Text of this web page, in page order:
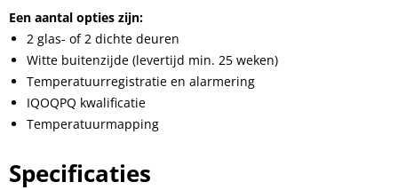
Een aantal opties zijn:
2 glas- of 2 dichte deuren
Witte buitenzijde (levertijd min. 25 weken)
Temperatuurregistratie en alarmering
IQOQPQ kwalificatie
Temperatuurmapping
Specificaties